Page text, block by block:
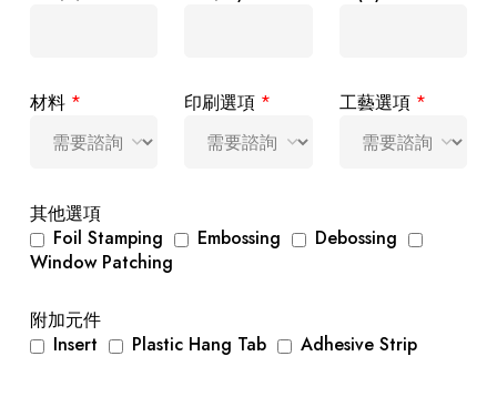
材料 * 印刷選項 * 工藝選項 *
其他選項
Foil Stamping
Embossing
Debossing
Window Patching
附加元件
Insert
Plastic Hang Tab Adhesive Strip